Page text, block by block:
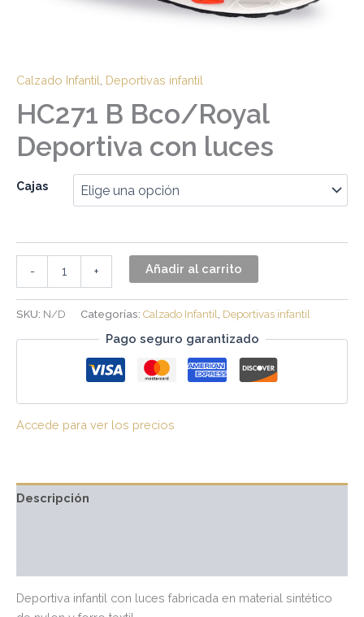
Calzado Infantil Deportivas infantil
HC271 B Bco/Royal
Deportiva con luces
Cajas
- + Añadir al carrito
SKU: N/D Categorías: Calzado Infantil Deportivas infantil
Pago seguro garantizado
Accede para ver los precios
Descripción
Deportiva infantil con luces fabricada en material sintético